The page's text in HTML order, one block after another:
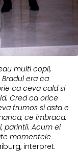
multi copii,
era ca
ca ceva cald si
Cred ca orice
frumos si asta e
ce imbraca.
parintii. Acum ei
momentele
interpret.